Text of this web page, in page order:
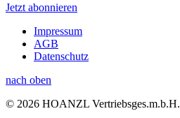
Jetzt abonnieren
Impressum
AGB
Datenschutz
nach oben
© 2026 HOANZL Vertriebsges.m.b.H.